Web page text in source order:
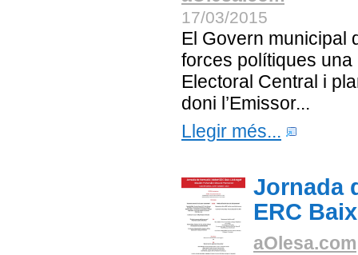
17/03/2015
El Govern municipal
forces polítiques
Electoral Central i
doni l’Emissor...
Llegir més...
Jornada
ERC
aOlesa.com